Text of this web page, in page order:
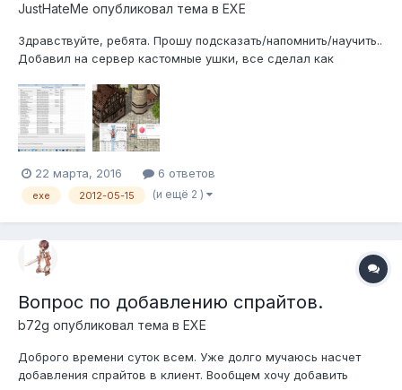
JustHateMe опубликовал тема в EXE
Здравствуйте, ребята. Прошу подсказать/напомнить/научить..
Добавил на сервер кастомные ушки, все сделал как
В игре на персонаже ушки при одевании отображаются, а в
инвентаре и при просмотре "Unknown Item".. Вот диффы
применен...
22 марта, 2016 6 ответов
exe 2012-05-15 (и ещё 2 )
Вопрос по добавлению спрайтов.
b72g опубликовал тема в EXE
Доброго времени суток всем. Уже долго мучаюсь насчет
добавления спрайтов в клиент. Вообщем хочу добавить